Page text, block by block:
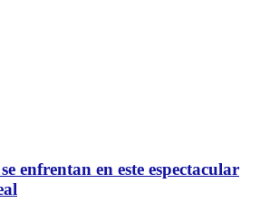
enfrentan en este espectacular